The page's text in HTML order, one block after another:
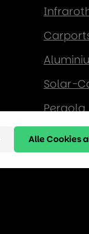
Solar-
Pergola
Alle Cookies